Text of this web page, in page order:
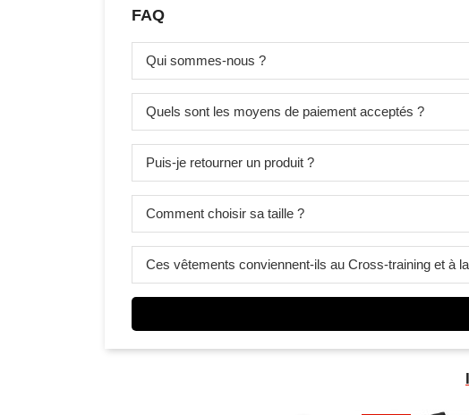
FAQ
Qui sommes-nous ?
Quels sont les moyens de paiement acceptés ?
Puis-je retourner un produit ?
Comment choisir sa taille ?
Ces vêtements conviennent-ils au Cross-training et à